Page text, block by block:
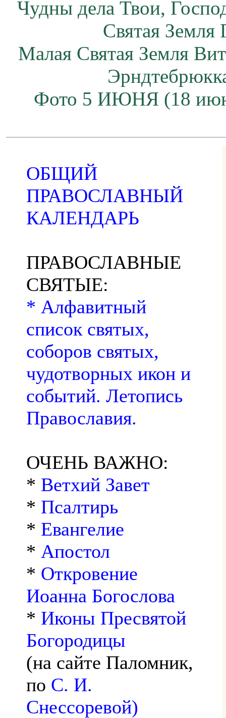
Чудны дела Твои,
Святая
Малая Святая Земля
Фото 5 ИЮНЯ (18
ОБЩИЙ
ПРАВОСЛАВНЫЙ
КАЛЕНДАРЬ
ПРАВОСЛАВНЫЕ
СВЯТЫЕ:
* Алфавитный
список святых,
соборов святых,
чудотворных икон и
событий. Летопись
Православия.
ОЧЕНЬ ВАЖНО:
* Ветхий Завет
* Псалтирь
* Евангелие
* Апостол
* Откровение
Иоанна Богослова
* Иконы Пресвятой
Богородицы
(на сайте Паломник,
по С. И.
Снессоревой)